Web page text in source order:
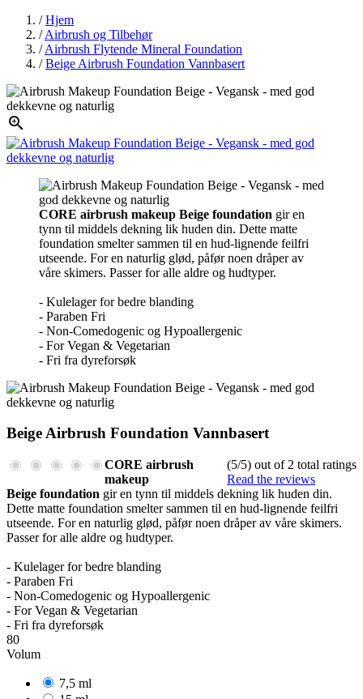
/ Hjem
/ Airbrush og Tilbehør
/ Airbrush Flytende Mineral Foundation
/ Beige Airbrush Foundation Vannbasert

CORE airbrush makeup Beige foundation gir en
tynn til middels dekning lik huden din. Dette matte
foundation smelter sammen til en hud-lignende feilfri
utseende. For en naturlig glød, påfør noen dråper av
våre skimers. Passer for alle aldre og hudtyper.
- Kulelager for bedre blanding
- Paraben Fri
- Non-Comedogenic og Hypoallergenic
- For Vegan & Vegetarian
- Fri fra dyreforsøk
Beige Airbrush Foundation Vannbasert
(5/5) out of 2 total ratings
Read the reviews
CORE airbrush
makeup
Beige foundation gir en tynn til middels dekning lik huden din.
Dette matte foundation smelter sammen til en hud-lignende feilfri
utseende. For en naturlig glød, påfør noen dråper av våre skimers.
Passer for alle aldre og hudtyper.
- Kulelager for bedre blanding
- Paraben Fri
- Non-Comedogenic og Hypoallergenic
- For Vegan & Vegetarian
- Fri fra dyreforsøk
80
Volum
7,5 ml